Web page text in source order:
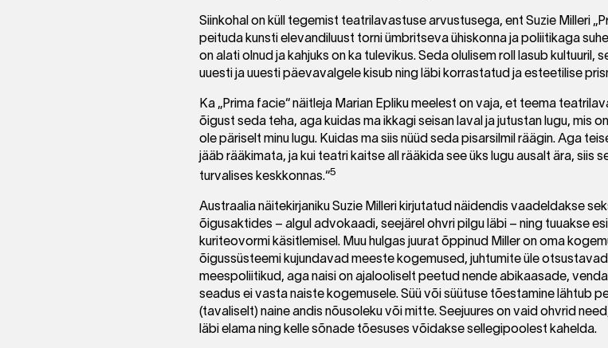
Siinkohal on küll tegemist teatrilavastuse arvustusega, ent Suzie Milleri
peituda kunsti elevandiluust torni ümbritseva ühiskonna ja poliitikaga
on alati olnud ja kahjuks on ka tulevikus. Seda olulisem roll lasub kultuuril,
uuesti ja uuesti päevavalgele kisub ning läbi korrastatud ja esteetilise
Ka „Prima facie“ näitleja Marian Epliku meelest on vaja, et teema
õigust seda teha, aga kuidas ma ikkagi seisan laval ja jutustan lugu, mis
ole päriselt minu lugu. Kuidas ma siis nüüd seda pisarsilmil räägin. Aga
jääb rääkimata, ja kui teatri kaitse all rääkida see üks lugu ausalt ära, siis
turvalises keskkonnas.“5
Austraalia näitekirjaniku Suzie Milleri kirjutatud näidendis vaadeldakse
õigusaktides – algul advokaadi, seejärel ohvri pilgu läbi – ning tuuakse
kuriteovormi käsitlemisel. Muu hulgas juurat õppinud Miller on oma
õigussüsteemi kujundavad meeste kogemused, juhtumite üle
meespoliitikud, aga naisi on ajalooliselt peetud nende abikaasade,
seadus ei vasta naiste kogemusele. Süü või süütuse tõestamine lähtub
(tavaliselt) naine andis nõusoleku või mitte. Seejuures on vaid ohvrid
läbi elama ning kelle sõnade tõesuses võidakse sellegipoolest kahelda.